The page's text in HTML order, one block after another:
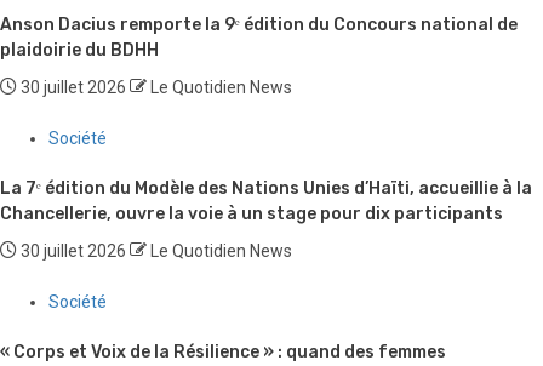
Anson Dacius remporte la 9ᵉ édition du Concours national de
plaidoirie du BDHH
30 juillet 2026 Le Quotidien News
Société
La 7ᵉ édition du Modèle des Nations Unies d’Haïti, accueillie à la
Chancellerie, ouvre la voie à un stage pour dix participants
30 juillet 2026 Le Quotidien News
Société
« Corps et Voix de la Résilience » : quand des femmes